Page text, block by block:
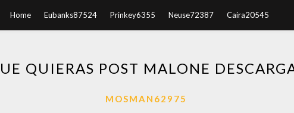
Home Eubanks87524 Prinkey6355 Neuse72387 Caira20545
QUIERAS POST MALONE
MOSMAN62975